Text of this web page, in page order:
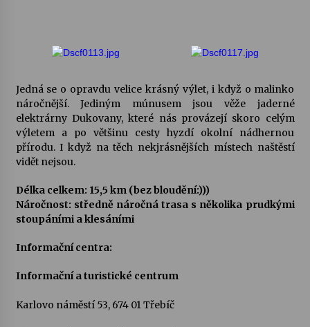
Jedná se o opravdu velice krásný výlet, i když o malinko
náročnější. Jediným múnusem jsou věže jaderné
elektrárny Dukovany, které nás provázejí skoro celým
výletem a po většinu cesty hyzdí okolní nádhernou
přírodu. I když na těch nekjrásnějších místech naštěstí
vidět nejsou.
Délka celkem: 15,5 km (bez bloudění:)))
Náročnost: středně náročná trasa s několika prudkými
stoupáními a klesáními
Informační centra:
Informační a turistické centrum
Karlovo náměstí 53, 674 01 Třebíč